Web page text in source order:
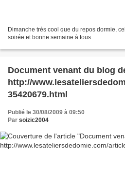
Dimanche très cool que du repos dormie,
soirée et bonne semaine à tous
Document venant du blog
http://
35420679.html
Publié le 30/08/2009 à 09:50
Par soizic2004